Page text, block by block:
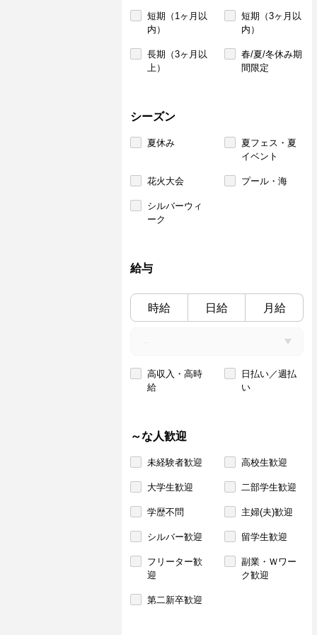
短期（1ヶ月以
内）
短期（3ヶ月以
内）
長期（3ヶ月以
上）
春/夏/冬休み期
間限定
シーズン
夏休み
夏フェス・夏
イベント
花火大会 プール・海
シルバーウィ
ーク
給与
時給 日給 月給
高収入・高時
給
日払い／週払
い
～な人歓迎
未経験者歓迎 高校生歓迎
大学生歓迎 二部学生歓迎
学歴不問 主婦(夫)歓迎
シルバー歓迎 留学生歓迎
フリーター歓
迎
副業・Ｗワー
ク歓迎
第二新卒歓迎